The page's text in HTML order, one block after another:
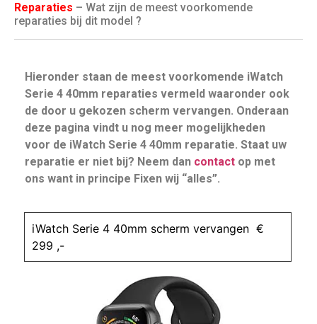
Reparaties – Wat zijn de meest voorkomende
reparaties bij dit model ?
Hieronder staan de meest voorkomende iWatch
Serie 4 40mm reparaties vermeld waaronder ook
de door u gekozen scherm vervangen. Onderaan
deze pagina vindt u nog meer mogelijkheden
voor de iWatch Serie 4 40mm reparatie. Staat uw
reparatie er niet bij? Neem dan contact op met
ons want in principe Fixen wij “alles”.
iWatch Serie 4 40mm scherm vervangen €
299 ,-